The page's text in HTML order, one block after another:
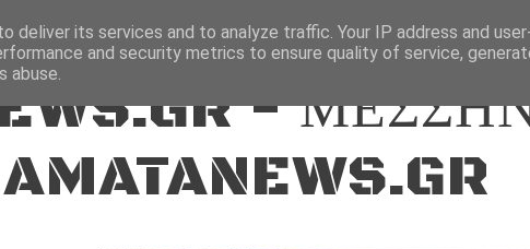
-
deliver its services and to analyze traffic. Your IP address and
and security metrics to ensure quality of service,
abuse.